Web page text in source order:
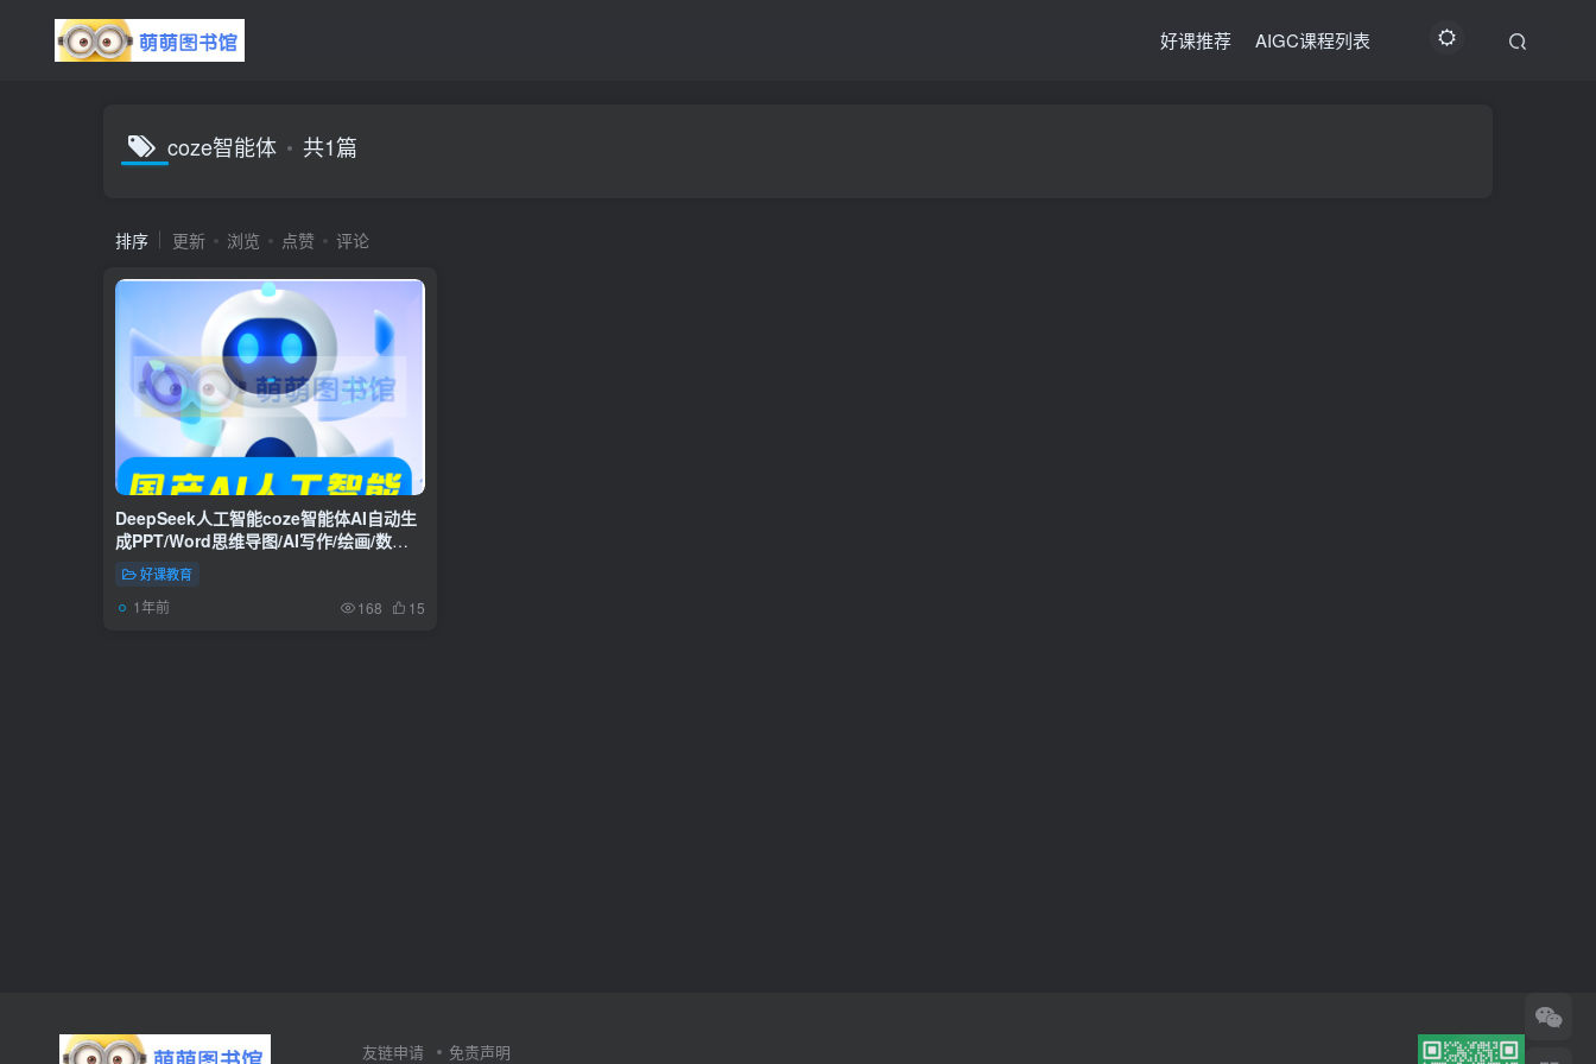
好课推荐 AIGC课程列表
coze智能体 共1篇
排序 更新 浏览 点赞 评论
DeepSeek人工智能coze智能体AI自动生
成PPT/Word思维导图/AI写作/绘画/数字
人
好课教育
1年前 168 15
友链申请 免责声明